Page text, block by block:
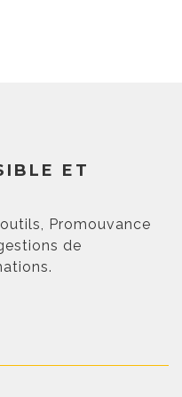
ET
Promouvance
de